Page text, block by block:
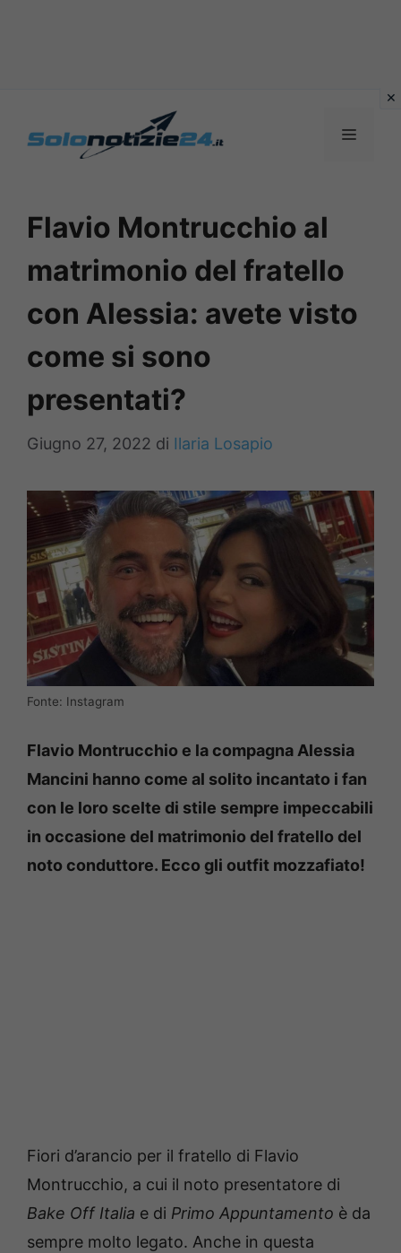
MENU
Flavio Montrucchio al
matrimonio del fratello
con Alessia: avete visto
come si sono
presentati?
Giugno 27, 2022 di Ilaria Losapio
Fonte: Instagram
Flavio Montrucchio e la compagna Alessia
Mancini hanno come al solito incantato i fan
con le loro scelte di stile sempre impeccabili
in occasione del matrimonio del fratello del
noto conduttore. Ecco gli outfit mozzafiato!
Fiori d’arancio per il fratello di Flavio
Montrucchio, a cui il noto presentatore di
Bake Off Italia e di Primo Appuntamento è da
sempre molto legato. Anche in questa